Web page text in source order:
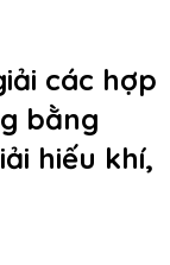
các hợp
bằng
hiếu khí,